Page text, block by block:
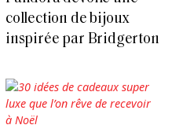
collection de bijoux
inspirée par Bridgerton